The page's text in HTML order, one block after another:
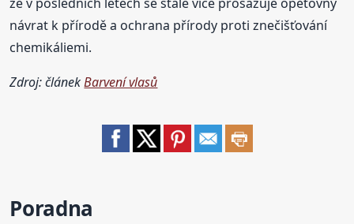
návrat k přírodě a ochrana přírody proti znečišťování
chemikáliemi.
Zdroj: článekBarvení vlasů
Poradna